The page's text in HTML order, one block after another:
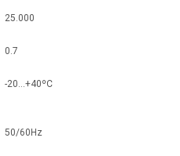
25.000
0.7
-20...+40ºC
50/60Hz